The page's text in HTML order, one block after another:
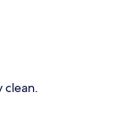
clean.